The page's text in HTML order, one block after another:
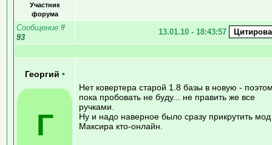
Участник
форума
Сообщение #
93
13.01.10 - 18:43:57
Георгий •
Г
Нет ковертера старой 1.8 базы в новую -
пока пробовать не буду... не править же все
ручками.
Ну и надо наверное было сразу прикрутить мод
Максира кто-онлайн.